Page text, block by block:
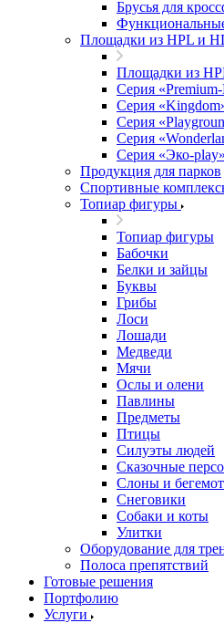
Брусья для
Площадки из HPL и
Площадки из
Серия
Серия
Серия
Серия
Серия «Эко-play»
Продукция для парков
Спортивные
Топиар фигуры
Топиар фигуры
Бабочки
Белки и зайцы
Буквы
Грибы
Лоси
Лошади
Медведи
Мячи
Ослы и олени
Павлины
Предметы
Птицы
Силуэты людей
Сказочные
Слоны и
Снеговики
Собаки и коты
Улитки
Оборудование для
Полоса препятствий
Готовые решения
Портфолию
Услуги